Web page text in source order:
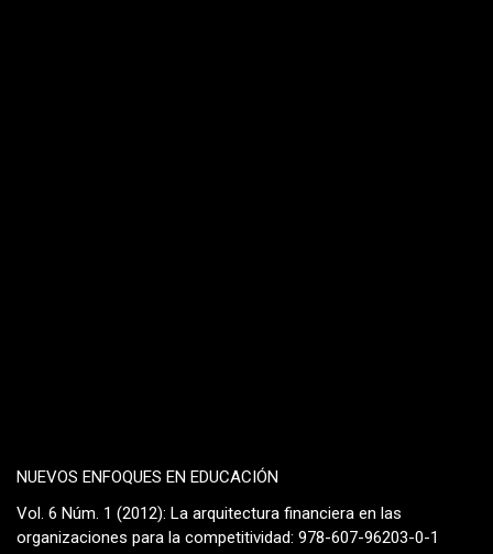
NUEVOS ENFOQUES EN EDUCACIÓN
Vol. 6 Núm. 1 (2012): La arquitectura financiera en las
organizaciones para la competitividad: 978-607-96203-0-1